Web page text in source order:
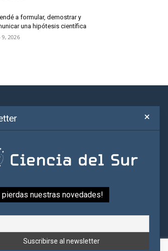
a formular, demostrar y
una hipótesis científica
2026
pierdas nuestras novedades!